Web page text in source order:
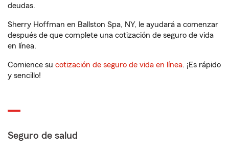
deudas.
Sherry Hoffman en Ballston Spa, NY, le ayudará a comenzar
después de que complete una cotización de seguro de vida
en línea.
Comience su cotización de seguro de vida en línea. ¡Es rápido
y sencillo!
Seguro de salud